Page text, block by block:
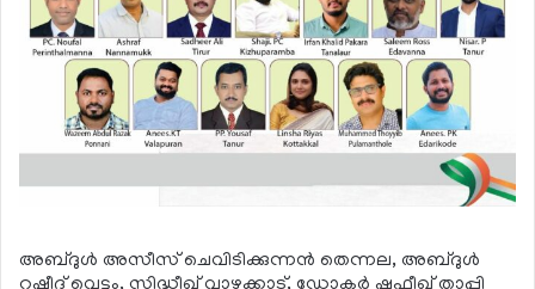
അബ്ദുള്‍ അസീസ് ചെവിടിക്കുന്നന്‍ തെന്നല, അബ്ദുള്‍